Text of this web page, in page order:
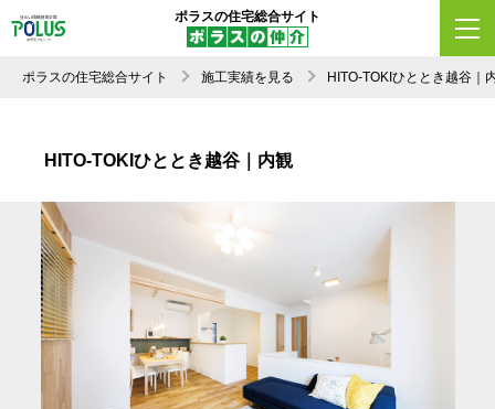
ポラスの住宅総合サイト
ポラスの住宅総合サイト 施工実績を見る HITO-TOKIひととき越谷｜
HITO-TOKIひととき越谷｜内観